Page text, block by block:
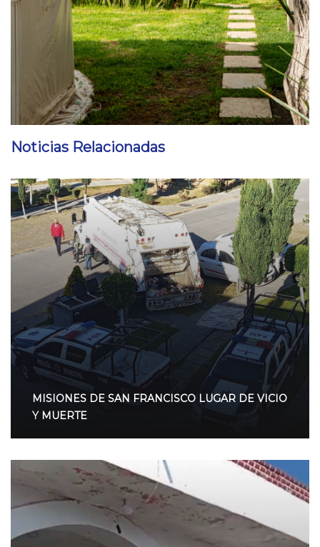
Noticias Relacionadas
MISIONES DE SAN FRANCISCO LUGAR DE VICIO
Y MUERTE